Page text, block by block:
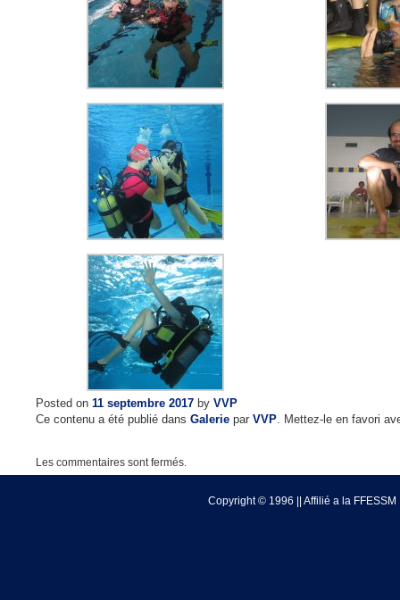
Posted on 11 septembre 2017 by VVP
Ce contenu a été publié dans Galerie par VVP. Mettez-le en favori
Les commentaires sont fermés.
Copyright © 1996 || Affilié a la